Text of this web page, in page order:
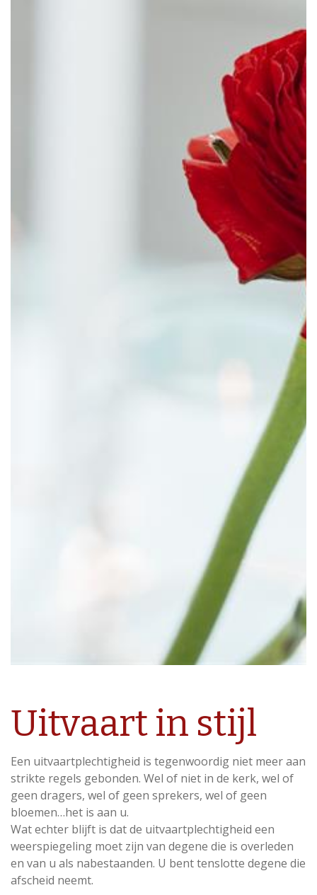
Uitvaart in stijl
Een uitvaartplechtigheid is tegenwoordig niet meer aan
strikte regels gebonden. Wel of niet in de kerk, wel of
geen dragers, wel of geen sprekers, wel of geen
bloemen…het is aan u.
Wat echter blijft is dat de uitvaartplechtigheid een
weerspiegeling moet zijn van degene die is overleden
en van u als nabestaanden. U bent tenslotte degene die
afscheid neemt.